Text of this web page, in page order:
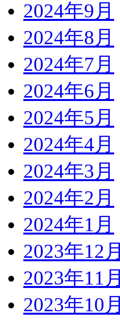
2024年9月
2024年8月
2024年7月
2024年6月
2024年5月
2024年4月
2024年3月
2024年2月
2024年1月
2023年12月
2023年11月
2023年10月